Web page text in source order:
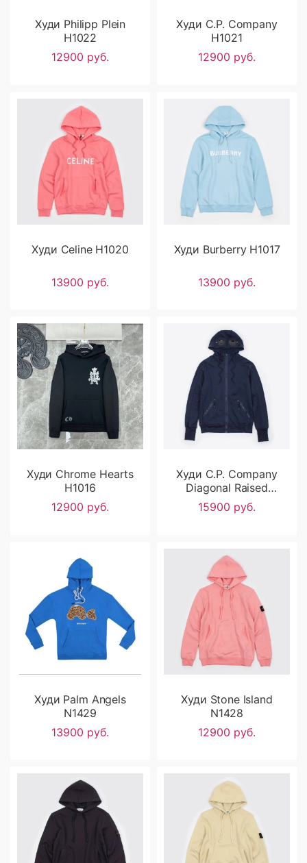
Худи Philipp Plein
H1022
12900 руб.
Худи C.P. Company
H1021
12900 руб.
Худи Celine H1020
13900 руб.
Худи Burberry H1017
13900 руб.
Худи Chrome Hearts
H1016
12900 руб.
Худи C.P. Company
Diagonal Raised
Fleece Goggle H1014
15900 руб.
Худи Palm Angels
N1429
13900 руб.
Худи Stone Island
N1428
12900 руб.